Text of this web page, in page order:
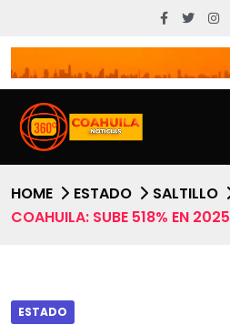
HOME ESTADO SALTILLO
COAHUILA: SUBE 518% EN 2025
ESTADO